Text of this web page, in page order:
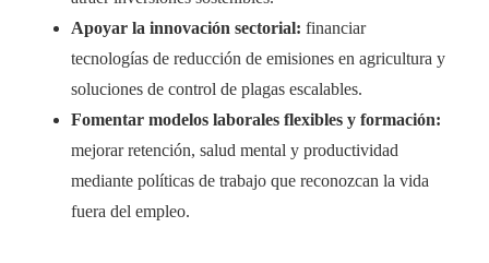
Apoyar la innovación sectorial: financiar
tecnologías de reducción de emisiones en agricultura y
soluciones de control de plagas escalables.
Fomentar modelos laborales flexibles y formación:
mejorar retención, salud mental y productividad
mediante políticas de trabajo que reconozcan la vida
fuera del empleo.